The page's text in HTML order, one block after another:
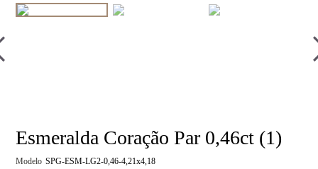
Esmeralda Coração Par 0,46ct (1)
Modelo SPG-ESM-LG2-0,46-4,21x4,18